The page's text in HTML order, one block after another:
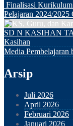
Finalisasi
Pelajaran 2024/2025
SD N KASIHAN
Kasihan
Media Pembelajaran
Arsip
Juli 2026
April 2026
Februari 2026
Januari 2026